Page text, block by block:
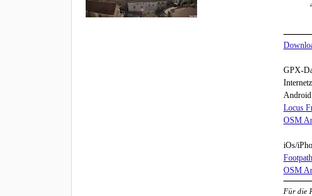
GPX-
Locus
OSM
iOs/
OSM
Für die